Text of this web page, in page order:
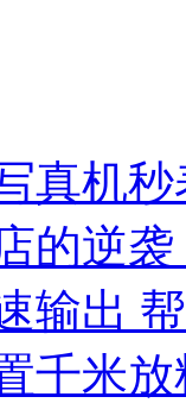
真机
的逆
输出
千米